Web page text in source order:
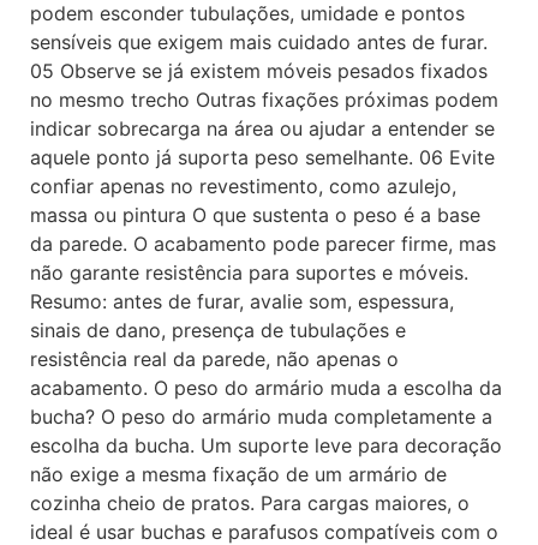
podem esconder tubulações, umidade e pontos
sensíveis que exigem mais cuidado antes de furar.
05 Observe se já existem móveis pesados fixados
no mesmo trecho Outras fixações próximas podem
indicar sobrecarga na área ou ajudar a entender se
aquele ponto já suporta peso semelhante. 06 Evite
confiar apenas no revestimento, como azulejo,
massa ou pintura O que sustenta o peso é a base
da parede. O acabamento pode parecer firme, mas
não garante resistência para suportes e móveis.
Resumo: antes de furar, avalie som, espessura,
sinais de dano, presença de tubulações e
resistência real da parede, não apenas o
acabamento. O peso do armário muda a escolha da
bucha? O peso do armário muda completamente a
escolha da bucha. Um suporte leve para decoração
não exige a mesma fixação de um armário de
cozinha cheio de pratos. Para cargas maiores, o
ideal é usar buchas e parafusos compatíveis com o